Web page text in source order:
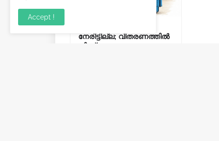
നേരിട്ടില്ല; വിതരണത്തിൽ
നിന്ന് സഹകരണ
Accept !